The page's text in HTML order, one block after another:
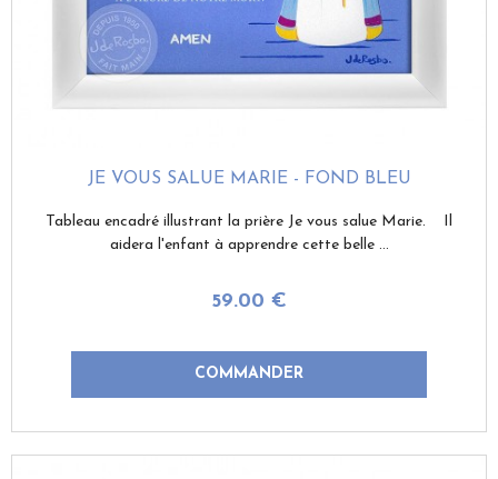
JE VOUS SALUE MARIE - FOND BLEU
59.00 €
Tableau encadré illustrant la prière Je vous salue Marie. Il
aidera l'enfant à apprendre cette belle ...